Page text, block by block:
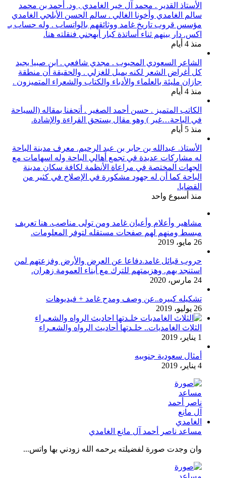
الأستاذ القدير . محمد آل خير الغامدي , ود. أحمد بن محمد
سالم الغامدي وأخونا الغالي . سالم الحسن الأبلجي الغامدي
مؤسس قروب تاريخ غامد ووثائقهم بالواتساب . وله حساب بـ
اكس. دار بينهم ثناء أساتذة كبار أبهجني فنقلته هنا.
منذ 4 أيام
الشاعر السعودي المحبوب . مجدي شافعي . ابن صبيا يجيد
كل أغراض الشعر لكنه يميل للغزلي . والحقيقة أن منطقة
جازان مليئة بالعلماء والأدباء والكتاب والشعراء المتميزون .
منذ 4 أيام
الكاتب المتميز . حسن أحمد الصغير . أتحفنا بمقاله (السياحة
في الباحة…غير ) وهو مقال يستحق القراءة والإشادة.
منذ 5 أيام
الأستاذ. عبدالله بن جابر بن عبد الرحيم. معرف مدينة الباحة
له مشاركات عديدة في تجمع أهالي الباحة وله اسهامات مع
الجهات المختصة في مراعاة الأنظمة لكافة سكان مدينة
الباحة كما أن له جهود مشكورة في الإصلاح في كثير من
القضايا.
منذ أسبوع واحد
مشاهير وأعلام وأعيان غامد ومن تولى مناصب. هنا تعريف
مبسط ومنهم لهم صفحات مستقله لتوفر المعلومات.
26 مايو، 2019
حروب قبائل غامد.دفاعا عن العرض والأرض وفزعتهم لمن
استنجد بهم. وهزيمتهم للترك مع أبناء العمومة زهران.
24 مارس، 2020
تشكيله كبيره..عن وصف ومدح غامد + فيديوهات
26 يوليو، 2019
الثلاث الغامديات.. خلـدتها أحاديث الرواه والشعـراء
1 يناير، 2019
أمثال سعودية جنوبيه
4 يناير، 2019
مساعد ناصر أحمد آل مانع الغامدي
وان وجدت صورة لفضيلته يرحمه الله زودني بها واتس...